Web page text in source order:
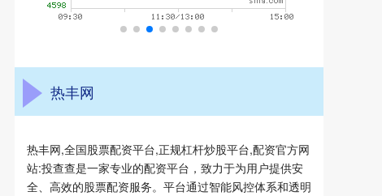
热丰网
热丰网,全国股票配资平台,正规杠杆炒股平台,配资官方网
站:投查查是一家专业的配资平台，致力于为用户提供安
全、高效的股票配资服务。平台通过智能风控体系和透明